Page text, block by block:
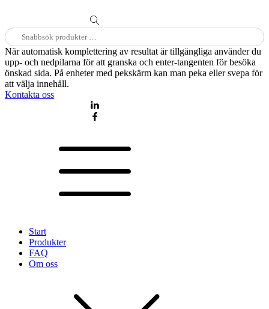
Sök
efter:
När automatisk komplettering av resultat är tillgängliga använder du
upp- och nedpilarna för att granska och enter-tangenten för besöka
önskad sida. På enheter med pekskärm kan man peka eller svepa för
att välja innehåll.
Kontakta oss
Start
Produkter
FAQ
Om oss